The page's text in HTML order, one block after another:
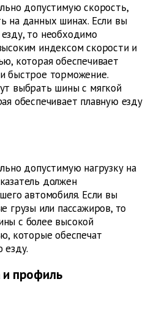
допустимую скорость,
на данных шинах. Если вы
то необходимо
индексом скорости и
которая обеспечивает
быстрое торможение.
выбрать шины с мягкой
обеспечивает плавную езду
допустимую нагрузку на
должен
автомобиля. Если вы
грузы или пассажиров, то
с более высокой
которые обеспечат
езду.
и профиль